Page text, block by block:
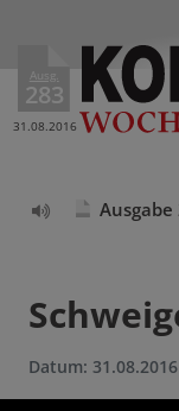
Ausg.
283
31.08.2016
Ausgabe
Datum: 31.08.2016